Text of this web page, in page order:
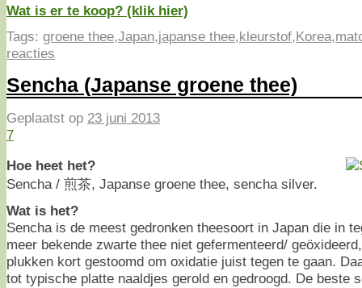
Wat is er te koop? (klik hier)
Tags: groene thee,Japan,japanse thee,kleurstof,Korea,
reacties
Sencha (Japanse groene thee)
Geplaatst op 23 juni 2013
7
Hoe heet het?
Sencha / 煎茶, Japanse groene thee, sencha silver.
Wat is het?
Sencha is de meest gedronken theesoort in Japan die in
meer bekende zwarte thee niet gefermenteerd/
plukken kort gestoomd om oxidatie juist tegen te gaan.
tot typische platte naaldjes gerold en gedroogd. De beste